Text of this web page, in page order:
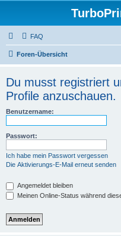
FAQ
Foren-Übersicht
Du musst registriert
Profile anzuschauen.
Benutzername:
Passwort:
Ich habe mein Passwort vergessen
Die Aktivierungs-E-Mail erneut senden
Angemeldet bleiben
Meinen Online-Status während